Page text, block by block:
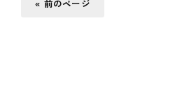
« 前のページ